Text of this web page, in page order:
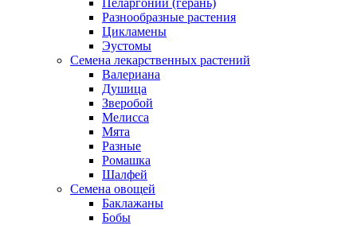
Пеларгонии (герань)
Разнообразные растения
Цикламены
Эустомы
Семена лекарственных растений
Валериана
Душица
Зверобой
Мелисса
Мята
Разные
Ромашка
Шалфей
Семена овощей
Баклажаны
Бобы